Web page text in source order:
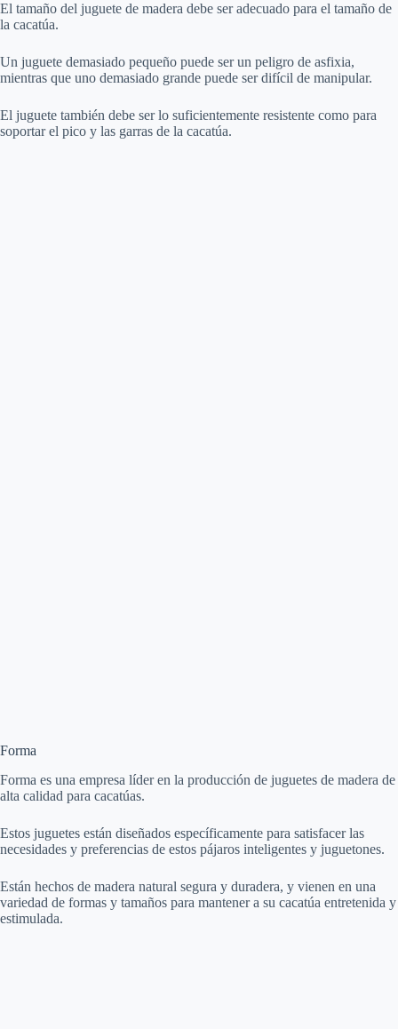
El tamaño del juguete de madera debe ser adecuado para el tamaño de
la cacatúa.
Un juguete demasiado pequeño puede ser un peligro de asfixia,
mientras que uno demasiado grande puede ser difícil de manipular.
El juguete también debe ser lo suficientemente resistente como para
soportar el pico y las garras de la cacatúa.
Forma
Forma es una empresa líder en la producción de juguetes de madera de
alta calidad para cacatúas.
Estos juguetes están diseñados específicamente para satisfacer las
necesidades y preferencias de estos pájaros inteligentes y juguetones.
Están hechos de madera natural segura y duradera, y vienen en una
variedad de formas y tamaños para mantener a su cacatúa entretenida y
estimulada.